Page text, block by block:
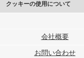
クッキーの使用について
このサイトでは Cookie を
行っています。
メディアや広告配信、デー
会社概要
お問い合わせ